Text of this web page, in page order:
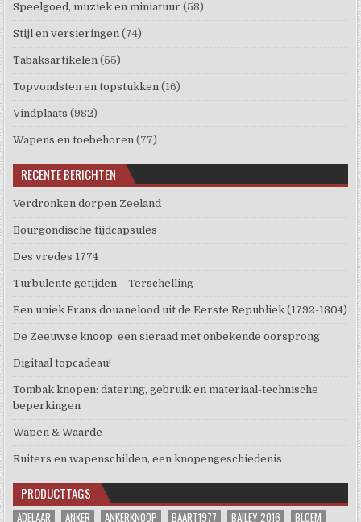
Speelgoed, muziek en miniatuur (58)
Stijl en versieringen (74)
Tabaksartikelen (55)
Topvondsten en topstukken (16)
Vindplaats (982)
Wapens en toebehoren (77)
RECENTE BERICHTEN
Verdronken dorpen Zeeland
Bourgondische tijdcapsules
Des vredes 1774
Turbulente getijden – Terschelling
Een uniek Frans douanelood uit de Eerste Republiek (1792-1804)
De Zeeuwse knoop: een sieraad met onbekende oorsprong
Digitaal topcadeau!
Tombak knopen: datering, gebruik en materiaal-technische
beperkingen
Wapen & Waarde
Ruiters en wapenschilden, een knopengeschiedenis
PRODUCTTAGS
ADELAAR ANKER ANKERKNOOP BAART1977 BAILEY 2016 BLOEM